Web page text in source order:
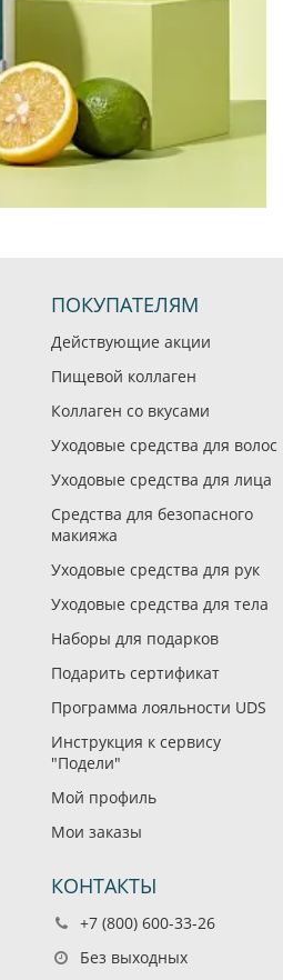
ПОКУПАТЕЛЯМ
Действующие акции
Пищевой коллаген
Коллаген со вкусами
Уходовые средства для волос
Уходовые средства для лица
Средства для безопасного
макияжа
Уходовые средства для рук
Уходовые средства для тела
Наборы для подарков
Подарить сертификат
Программа лояльности UDS
Инструкция к сервису
"Подели"
Мой профиль
Мои заказы
КОНТАКТЫ
+7 (800) 600-33-26
Без выходных